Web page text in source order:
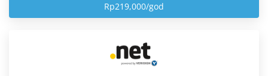
Rp219,000/god